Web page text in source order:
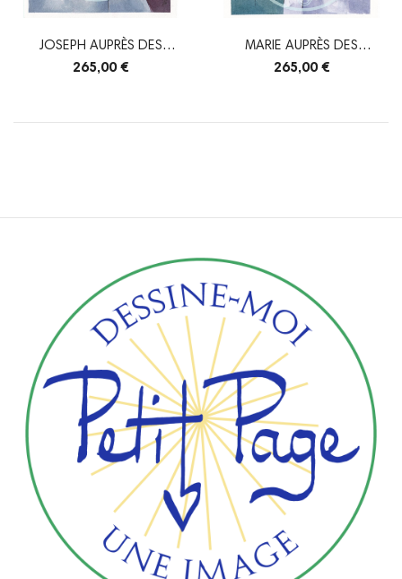
JOSEPH AUPRÈS DES
MALADES - ORIGINAL
265,00 €
MARIE AUPRÈS DES
MALADES - ORIGINAL
265,00 €